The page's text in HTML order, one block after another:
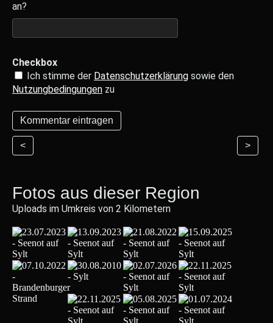
an?
Checkbox
Ich stimme der Datenschutzerklärung sowie den
Nutzungbedingungen zu
< >
Fotos aus dieser Region
Uploads im Umkreis von 2 Kilometern